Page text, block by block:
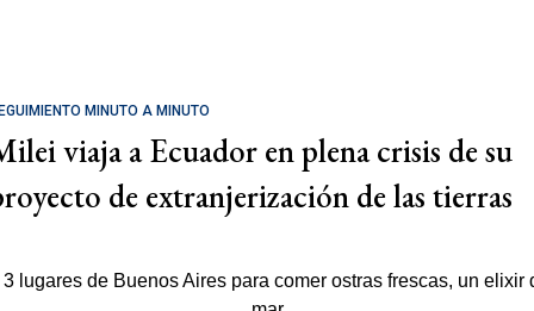
MINUTO A MINUTO
viaja a Ecuador en plena crisis de su
de extranjerización de las tierras